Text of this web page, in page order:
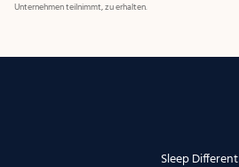
Unternehmen teilnimmt, zu erhalten.
Sleep Different